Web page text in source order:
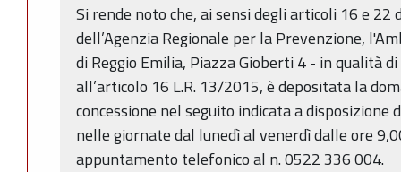
Si rende noto che, ai sensi degli articoli 16 e
dell’Agenzia Regionale per la Prevenzione,
di Reggio Emilia, Piazza Gioberti 4 - in qualità
all’articolo 16 L.R. 13/2015, è depositata la
concessione nel seguito indicata a disposizione
nelle giornate dal lunedì al venerdì dalle ore
appuntamento telefonico al n. 0522 336 004.